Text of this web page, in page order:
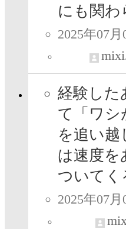
にも関
2025年07
経験した
て「ワシ
を追い越
は速度を
ついてく
2025年07